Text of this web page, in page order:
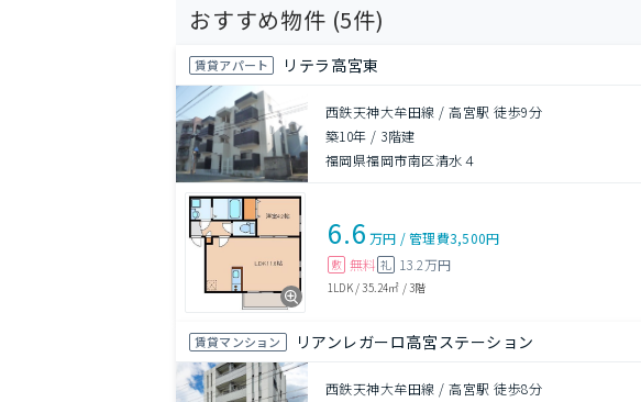
おすすめ物件 (5件)
賃貸アパート リテラ高宮東
西鉄天神大牟田線 / 高宮駅 徒歩9分
築10年 / 3階建
福岡県福岡市南区清水４
6.6 万円 /管理費3,500円
敷 無料 礼 13.2万円
1LDK/35.24㎡ /3階
賃貸マンション リアンレガーロ高宮ステーション
西鉄天神大牟田線 / 高宮駅 徒歩8分